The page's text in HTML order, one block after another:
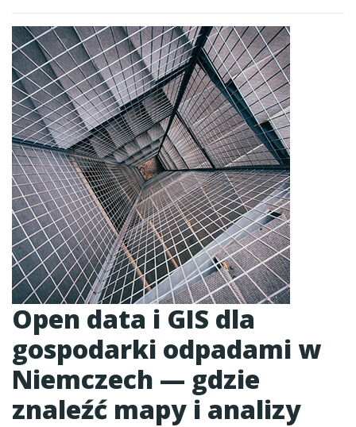
Open data i GIS dla
gospodarki odpadami w
Niemczech — gdzie
znaleźć mapy i analizy